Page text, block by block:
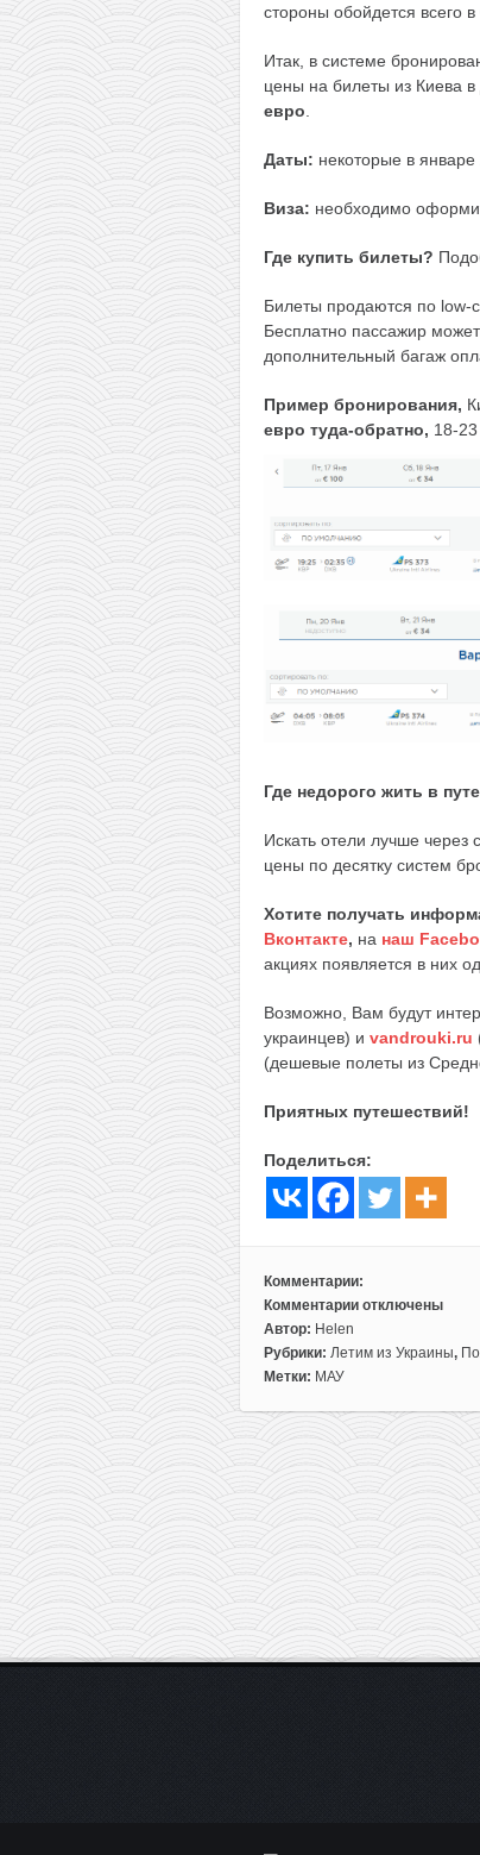
стороны обойдется всего
Итак, в системе
цены на билеты из Киева в
евро
Даты: некоторые в январе
Виза: необходимо
Где купить билеты?
Билеты продаются по low-
Бесплатно пассажир может
дополнительный багаж
Пример бронирования,
евро туда-обратно, 18-
Где недорого жить в
Искать отели лучше через
цены по десятку систем
Хотите получать
Вконтакте, на наш
акциях появляется в них
Возможно, Вам будут
украинцев) и vandrouki.ru
(дешевые полеты из
Приятных путешествий!
Поделиться:
Комментарии:
Комментарии
к
записи
МАУ:
Киева
Дубай
всего
68€
туда-
обратно!
2020
года)
отключены
Автор: Helen
Рубрики: Летим из Украины,
Метки: МАУ